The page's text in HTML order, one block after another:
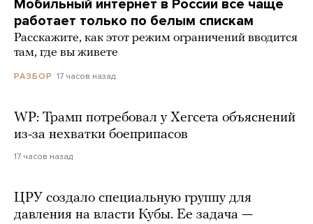
Мобильный интернет в России все чаще
работает только по белым спискам
Расскажите, как этот режим ограничений вводится
там, где вы живете
РАЗБОР 17 часов назад
WP: Трамп потребовал у Хегсета объяснений
из-за нехватки боеприпасов
17 часов назад
ЦРУ создало специальную группу для
давления на власти Кубы. Ее задача —